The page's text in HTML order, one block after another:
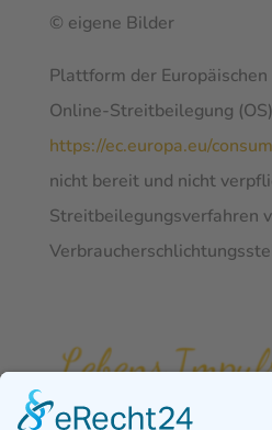
© eigene Bilder
Plattform der
Online-Streitbeilegung
https://ec.europa.eu/
nicht bereit und nicht
Streitbeilegungsverfahren